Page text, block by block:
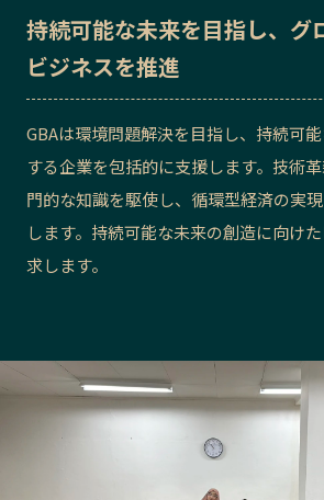
埼玉エリア
千葉エリア
東京23区エリア
富山エリア
石川エリ
山梨エリア
河内エリア
兵庫エリ
奈良エリア
和歌山エ
島根エリア
広島エリア
持続可能な未来を目指し、グ
ビジネスを推進
GBAは環境問題解決を目指し、持続可
する企業を包括的に支援します。技術
門的な知識を駆使し、循環型経済の実
します。持続可能な未来の創造に向け
求します。